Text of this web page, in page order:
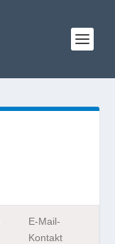
E-Mail-
Kontakt